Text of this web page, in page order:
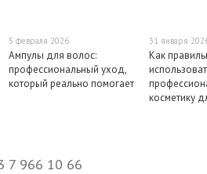
5 февраля 2026
Ампулы для волос:
профессиональный уход,
который реально помогает
31 января
Как
косметику
7 966 10 66